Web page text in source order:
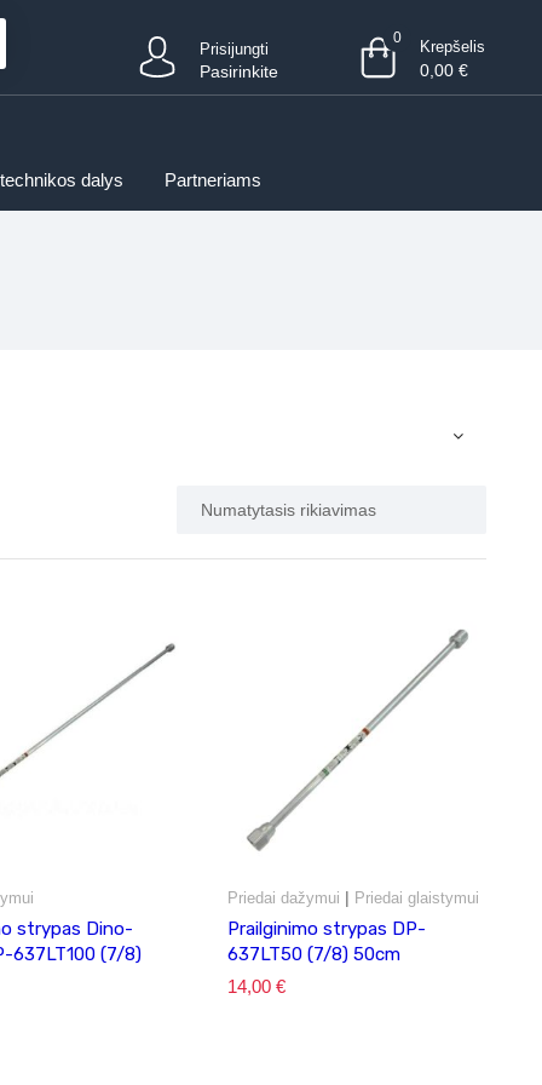
Prisijungti
Pasirinkite
0 Krepšelis
0,00 €
dalys Partneriams
strypas Dino-
637LT100 (7/8)
Priedai dažymui | Priedai glaistymui
Prailginimo strypas DP-
637LT50 (7/8) 50cm
14,00€